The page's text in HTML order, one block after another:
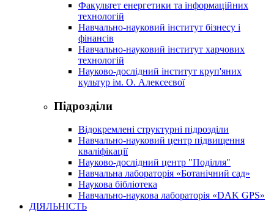
Факультет енергетики та інформаційних
технологій
Навчально-науковий інститут бізнесу і
фінансів
Навчально-науковий інститут харчових
технологій
Науково-дослідний інститут круп'яних
культур ім. О. Алексеєвої
Підрозділи
Відокремлені структурні підрозділи
Навчально-науковий центр підвищення
кваліфікації
Науково-дослідний центр "Поділля"
Навчальна лабораторія «Ботанічний сад»
Наукова бібліотека
Навчально-наукова лабораторія «DAK GPS»
ДІЯЛЬНІСТЬ